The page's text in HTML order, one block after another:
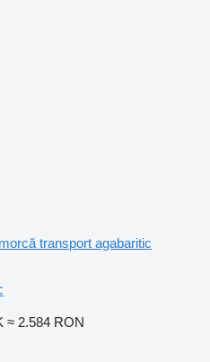
transport agabaritic
≈ 2.584 RON